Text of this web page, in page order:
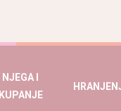
NJEGA I
KUPANJE